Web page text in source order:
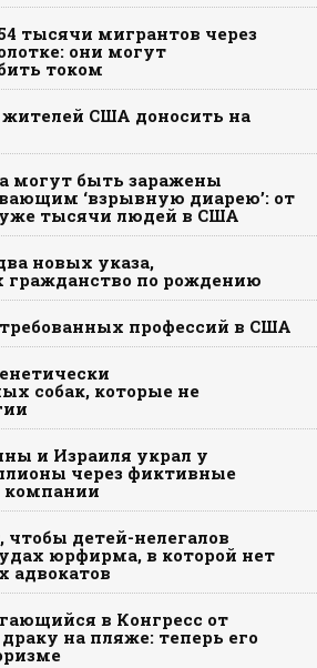
тысячи мигрантов через
они могут
током
жителей США доносить на
могут быть заражены
‘взрывную диарею’: от
уже тысячи людей в США
новых указа,
по рождению
профессий в США
собак, которые не
и Израиля украл у
через фиктивные
компании
детей-нелегалов
юрфирма, в которой нет
в Конгресс от
на пляже: теперь его